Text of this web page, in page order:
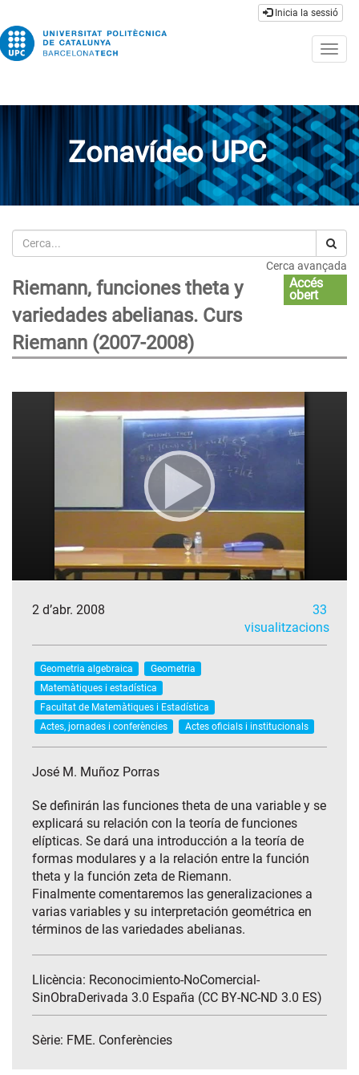
Inicia la sessió
Zonavídeo UPC
Cerca
Cerca avançada
Riemann, funciones theta y
variedades abelianas. Curs
Riemann (2007-2008)
Accés
obert
2 d’abr. 2008
33
visualitzacions
Geometria algebraica
Geometria
Matemàtiques i estadística
Facultat de Matemàtiques i Estadística
Actes, jornades i conferències
Actes oficials i institucionals
José M. Muñoz Porras
Se definirán las funciones theta de una variable y se
explicará su relación con la teoría de funciones
elípticas. Se dará una introducción a la teoría de
formas modulares y a la relación entre la función
theta y la función zeta de Riemann.
Finalmente comentaremos las generalizaciones a
varias variables y su interpretación geométrica en
términos de las variedades abelianas.
Llicència: Reconocimiento-NoComercial-
SinObraDerivada 3.0 España (CC BY-NC-ND 3.0 ES)
Sèrie: FME. Conferències